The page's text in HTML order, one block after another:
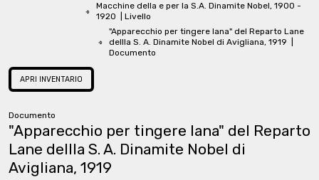
Macchine della e per la S.A. Dinamite Nobel, 1900 -
1920
| Livello
"Apparecchio per tingere lana" del Reparto Lane
dellla S. A. Dinamite Nobel di Avigliana, 1919
Documento
APRI INVENTARIO
Documento
"Apparecchio per tingere lana" del Reparto
Lane dellla S. A. Dinamite Nobel di
Avigliana, 1919